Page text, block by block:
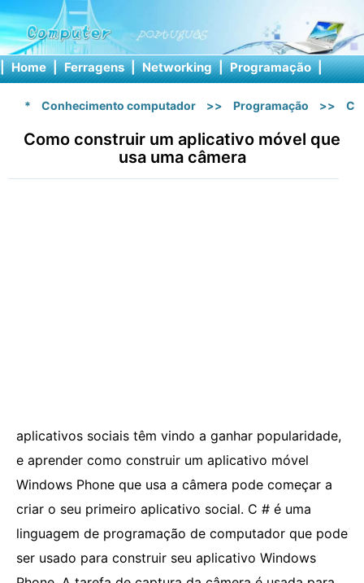
| Home | Ferragens | Networking | Programação |
* Conhecimento computador >> Programação >> C
Como construir um aplicativo móvel que
usa uma câmera
aplicativos sociais têm vindo a ganhar popularidade,
e aprender como construir um aplicativo móvel
Windows Phone que usa a câmera pode começar a
criar o seu primeiro aplicativo social. C # é uma
linguagem de programação de computador que pode
ser usado para construir seu aplicativo Windows